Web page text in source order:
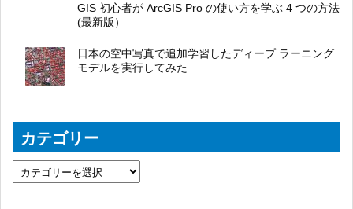
GIS 初心者が ArcGIS Pro の使い方を学ぶ 4 つの方法
(最新版）
日本の空中写真で追加学習したディープ ラーニング
モデルを実行してみた
カテゴリー